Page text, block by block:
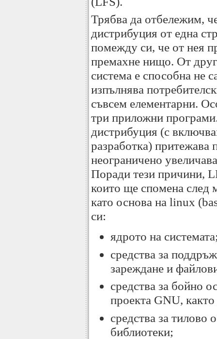
Трябва да отбележим,
дистрибуция от една
помежду си, че от нея
премахне нищо. От
система е способна не
изпълнява
съвсем елементарни.
три приложни
дистрибуция (с
разработка) притежава
неограничено
Поради тези причини,
които ще спомена след
като основа на linux
си:
ядрото на
средства за
зареждане и
средства за бойно
проекта GNU,
средства за тилово
библиотеки;